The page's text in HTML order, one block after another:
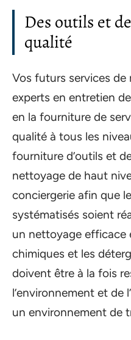
Des outils et
qualité
Vos futurs services
experts en entretien
en la fourniture de
qualité à tous les
fourniture d’outils et
nettoyage de haut
conciergerie afin que
systématisés soient
un nettoyage efficace
chimiques et les
doivent être à la fois
l’environnement et de
un environnement de